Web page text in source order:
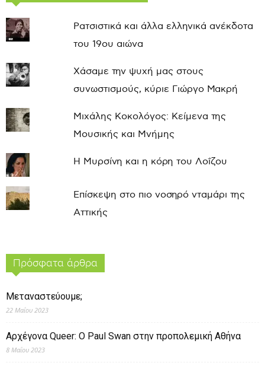
Ρατσιστικά και άλλα ελληνικά ανέκδοτα
του 19ου αιώνα
Χάσαμε την ψυχή μας στους
συνωστισμούς, κύριε Γιώργο Μακρή
Μιχάλης Κοκολόγος: Κείμενα της
Μουσικής και Μνήμης
Η Μυρσίνη και η κόρη του Λοΐζου
Επίσκεψη στο πιο νοσηρό νταμάρι της
Αττικής
Πρόσφατα άρθρα
Μεταναστεύουμε;
22 Μαΐου 2023
Αρχέγονα Queer: O Paul Swan στην προπολεμική Αθήνα
8 Μαΐου 2023